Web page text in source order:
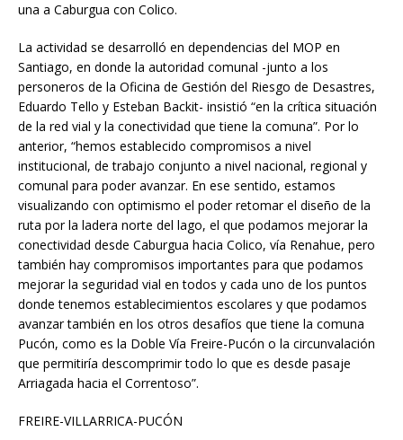
una a Caburgua con Colico.
La actividad se desarrolló en dependencias del MOP en
Santiago, en donde la autoridad comunal -junto a los
personeros de la Oficina de Gestión del Riesgo de Desastres,
Eduardo Tello y Esteban Backit- insistió “en la crítica situación
de la red vial y la conectividad que tiene la comuna”. Por lo
anterior, “hemos establecido compromisos a nivel
institucional, de trabajo conjunto a nivel nacional, regional y
comunal para poder avanzar. En ese sentido, estamos
visualizando con optimismo el poder retomar el diseño de la
ruta por la ladera norte del lago, el que podamos mejorar la
conectividad desde Caburgua hacia Colico, vía Renahue, pero
también hay compromisos importantes para que podamos
mejorar la seguridad vial en todos y cada uno de los puntos
donde tenemos establecimientos escolares y que podamos
avanzar también en los otros desafíos que tiene la comuna
Pucón, como es la Doble Vía Freire-Pucón o la circunvalación
que permitiría descomprimir todo lo que es desde pasaje
Arriagada hacia el Correntoso”.
FREIRE-VILLARRICA-PUCÓN